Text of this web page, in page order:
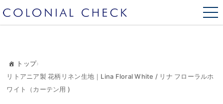
トップ›
リトアニア製 花柄リネン生地｜Lina Floral White / リナ フローラルホ
ワイト（カーテン用 )